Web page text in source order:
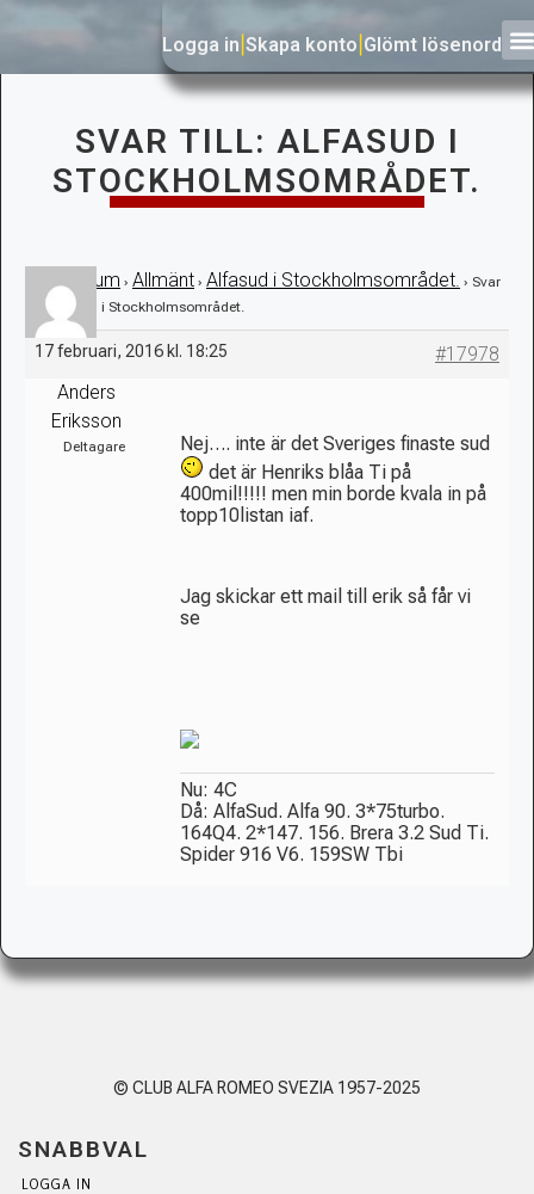
Logga in Skapa konto Glömt lösenord
SVAR TILL: ALFASUD I
STOCKHOLMSOMRÅDET.
› Forum › Allmänt › Alfasud i Stockholmsområdet. › Svar
till: Alfasud i Stockholmsområdet.
17 februari, 2016 kl. 18:25
#17978
Anders
Eriksson
Deltagare
Nej…. inte är det Sveriges finaste sud
det är Henriks blåa Ti på
400mil!!!!! men min borde kvala in på
topp10listan iaf.
Jag skickar ett mail till erik så får vi
se
Nu: 4C
Då: AlfaSud. Alfa 90. 3*75turbo.
164Q4. 2*147. 156. Brera 3.2 Sud Ti.
Spider 916 V6. 159SW Tbi
© CLUB ALFA ROMEO SVEZIA 1957-2025
SNABBVAL
LOGGA IN